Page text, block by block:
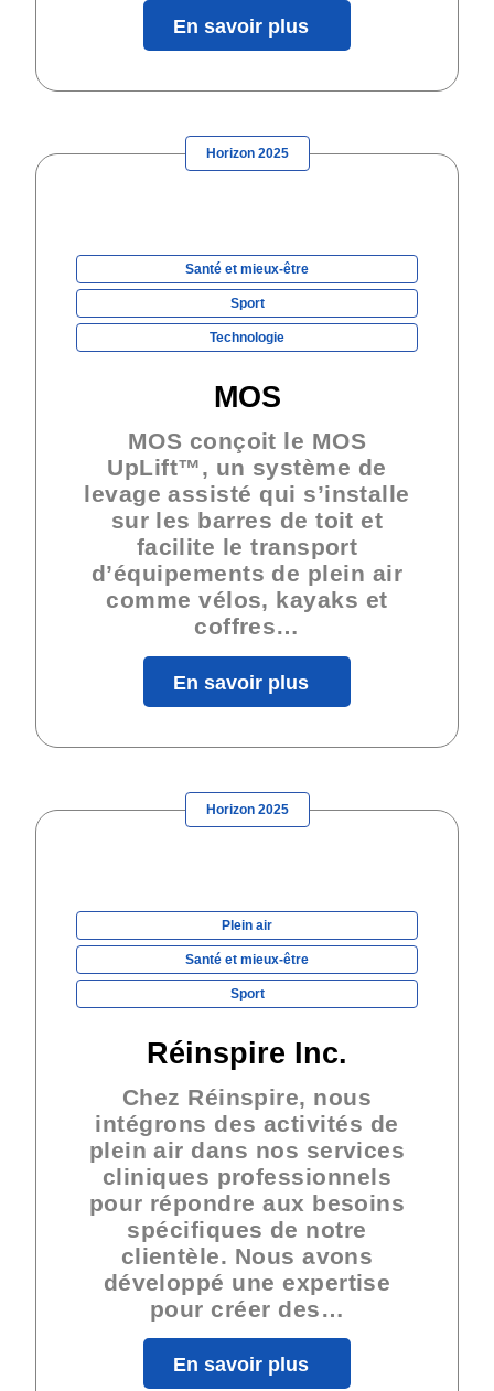
En savoir plus
Horizon 2025
Santé et mieux-être
Sport
Technologie
MOS
MOS conçoit le MOS
UpLift™, un système de
levage assisté qui s’installe
sur les barres de toit et
facilite le transport
d’équipements de plein air
comme vélos, kayaks et
coffres…
En savoir plus
Horizon 2025
Plein air
Santé et mieux-être
Sport
Réinspire Inc.
Chez Réinspire, nous
intégrons des activités de
plein air dans nos services
cliniques professionnels
pour répondre aux besoins
spécifiques de notre
clientèle. Nous avons
développé une expertise
pour créer des…
En savoir plus